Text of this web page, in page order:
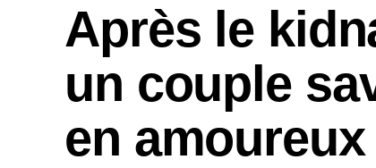
Après le
un couple
en